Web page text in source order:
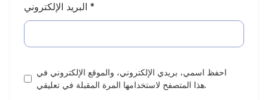
*
احفظ اسمي، بريدي الإلكتروني، والموقع الإلكتروني في
هذا المتصفح لاستخدامها المرة المقبلة في تعليقي.